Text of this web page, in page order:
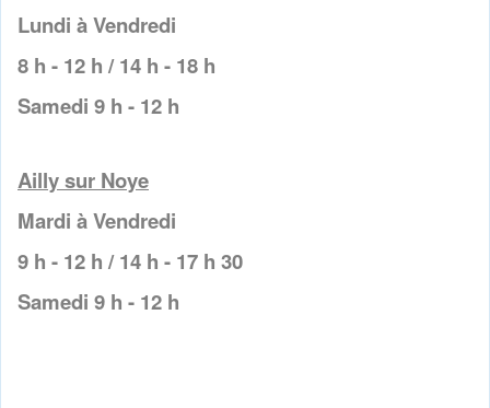
Lundi à Vendredi
8 h - 12 h / 14 h - 18 h
Samedi 9 h - 12 h
Ailly sur Noye
Mardi à Vendredi
9 h - 12 h / 14 h - 17 h 30
Samedi 9 h - 12 h